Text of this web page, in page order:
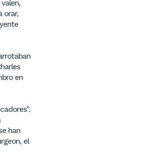
orar,
en
han
el